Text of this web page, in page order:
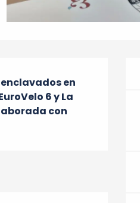
en
6 y La
con